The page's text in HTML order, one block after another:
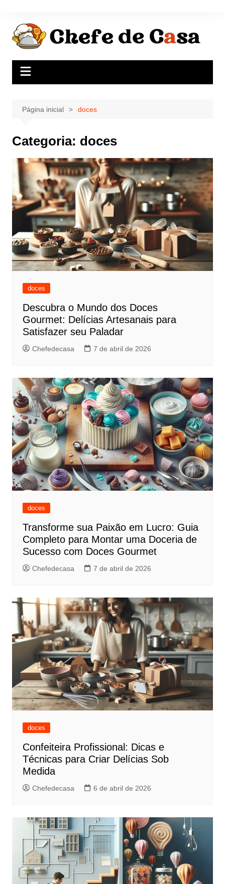
conteúdo
Página inicial doces
Categoria: doces
doces
Descubra o Mundo dos Doces
Gourmet: Delícias Artesanais para
Satisfazer seu Paladar
Chefedecasa 7 de abril de 2026
doces
Transforme sua Paixão em Lucro: Guia
Completo para Montar uma Doceria de
Sucesso com Doces Gourmet
Chefedecasa 7 de abril de 2026
doces
Confeiteira Profissional: Dicas e
Técnicas para Criar Delícias Sob
Medida
Chefedecasa 6 de abril de 2026